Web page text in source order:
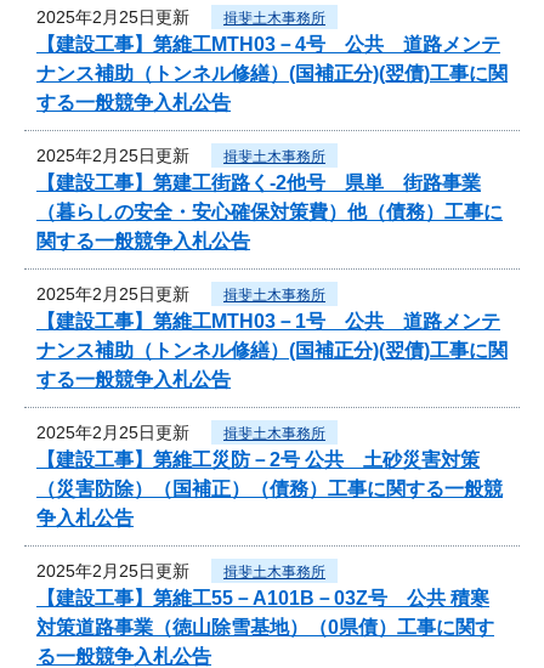
2025年2月25日更新 揖斐土木事務所
【建設工事】第維工MTH03－4号 公共 道路メンテ
ナンス補助（トンネル修繕）(国補正分)(翌債)工事に関
する一般競争入札公告
2025年2月25日更新 揖斐土木事務所
【建設工事】第建工街路く-2他号 県単 街路事業
（暮らしの安全・安心確保対策費）他（債務）工事に
関する一般競争入札公告
2025年2月25日更新 揖斐土木事務所
【建設工事】第維工MTH03－1号 公共 道路メンテ
ナンス補助（トンネル修繕）(国補正分)(翌債)工事に関
する一般競争入札公告
2025年2月25日更新 揖斐土木事務所
【建設工事】第維工災防－2号 公共 土砂災害対策
（災害防除）（国補正）（債務）工事に関する一般競
争入札公告
2025年2月25日更新 揖斐土木事務所
【建設工事】第維工55－A101B－03Z号 公共 積寒
対策道路事業（徳山除雪基地）（0県債）工事に関す
る一般競争入札公告